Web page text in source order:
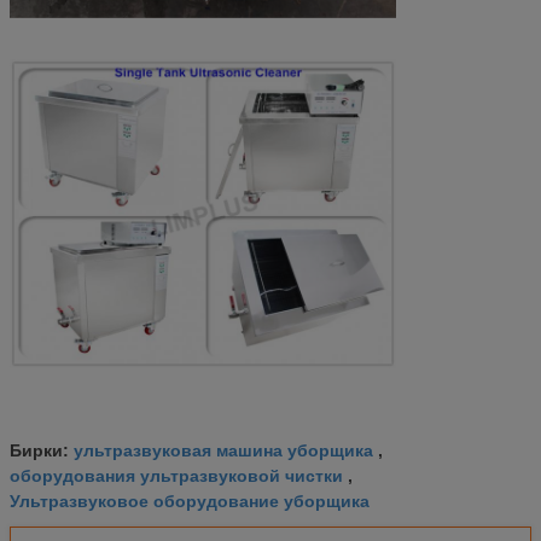
Бирки: ультразвуковая машина уборщика ,
оборудования ультразвуковой чистки ,
Ультразвуковое оборудование уборщика